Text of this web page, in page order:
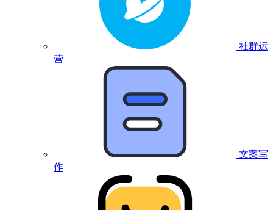
社群运
营
文案写
作